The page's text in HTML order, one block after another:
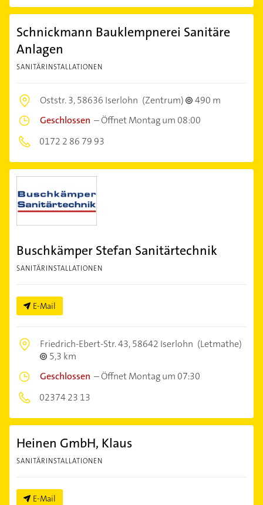
Schnickmann Bauklempnerei Sanitäre
Anlagen
SANITÄRINSTALLATIONEN
Oststr. 3,58636 Iserlohn (Zentrum)
490 m
Geschlossen –Öffnet Montag um 08:00
0172 2 86 79 93
Buschkämper Stefan Sanitärtechnik
SANITÄRINSTALLATIONEN
E-Mail
Friedrich-Ebert-Str. 43,58642 Iserlohn (Letmathe)
5,3 km
Geschlossen –Öffnet Montag um 07:30
02374 23 13
Heinen GmbH, Klaus
SANITÄRINSTALLATIONEN
E-Mail